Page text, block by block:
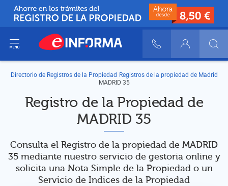
900 10 30 20
Login
del menú
Directorio de Registros de la Propiedad Registros de la propiedad de Madrid
MADRID 35
Registro de la Propiedad de
MADRID 35
Consulta el Registro de la propiedad de MADRID
35 mediante nuestro servicio de gestoria online y
solicita una Nota Simple de la Propiedad o un
Servicio de Indices de la Propiedad